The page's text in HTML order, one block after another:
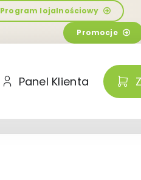
Program lojalnościowy
Promocje
Panel Klienta